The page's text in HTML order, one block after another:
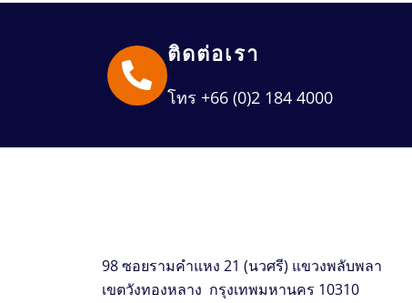
ติดต่อเรา
โทร +66 (0)2 184 4000
98 ซอยรามคำแหง 21 (นวศรี) แขวงพลับพลา
เขตวังทองหลาง กรุงเทพมหานคร 10310